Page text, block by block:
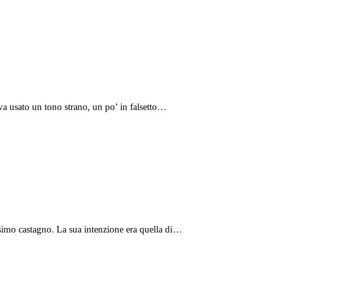
usato un tono strano, un po’ in falsetto…
castagno. La sua intenzione era quella di…